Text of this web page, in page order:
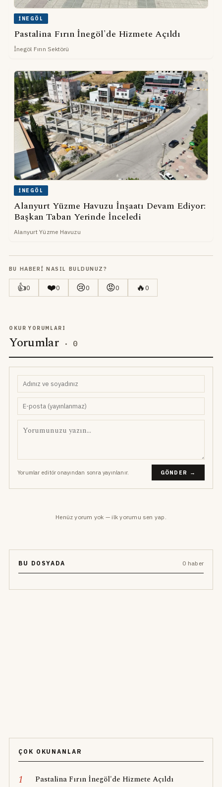
İNEGÖL
Pastalina Fırın İnegöl'de Hizmete Açıldı
İnegöl Fırın Sektörü
İNEGÖL
Alanyurt Yüzme Havuzu İnşaatı Devam Ediyor:
Başkan Taban Yerinde İnceledi
Alanyurt Yüzme Havuzu
BU HABERI NASIL BULDUNUZ?
👍0 ❤️0 😢0 😡0 🔥0
OKUR YORUMLARI
Yorumlar · 0
Yorumlar editör onayından sonra yayınlanır. GÖNDER →
Henüz yorum yok — ilk yorumu sen yap.
BU DOSYADA 0 haber
ÇOK OKUNANLAR
1 Pastalina Fırın İnegöl'de Hizmete Açıldı